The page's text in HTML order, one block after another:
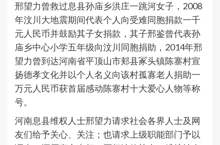
邢望力曾救过息县孙庙乡洪庄一跳河女子，2008
年汶川大地震期间代表个人向受难同胞捐款一千
元人民币并鼓励其子女捐款，其子邢鉴曾代表孙
庙乡中心小学五年级向汶川同胞捐助，2014年邢
望力曾到达河南省平顶山市郏县冢头镇陈寨村宣
扬德孝文化并以个人名义向该村孤寡老人捐助一
万元人民币获首届感动陈寨村十大爱心人物等称
号。
河南息县维权人士邢望力请求社会各界人士及网
友们给予关心、关注；也请求上级职能部门予以